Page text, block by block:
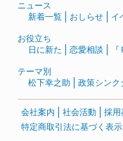
ニュース
新着一覧
おしらせ イ
お役立ち
日に新た
恋愛相談
テーマ別
松下幸之助
政策シンク
会社案内 社会活動 採用
特定商取引法に基づく表示